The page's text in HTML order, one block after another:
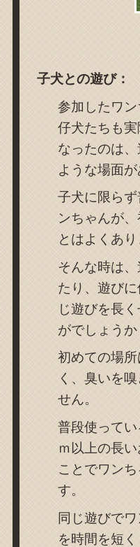
子犬との遊び：
参加したワ
仔犬たちも
なったのは
ような場面
子犬に限ら
ンちゃんが
とはよくあ
そんな時は
たり、遊び
じ遊びを長
がでしょうか
初めての場
く、臭いを
せん。
普段使って
ｍ以上の長
ことでワン
す。
同じ遊びで
を時間を短